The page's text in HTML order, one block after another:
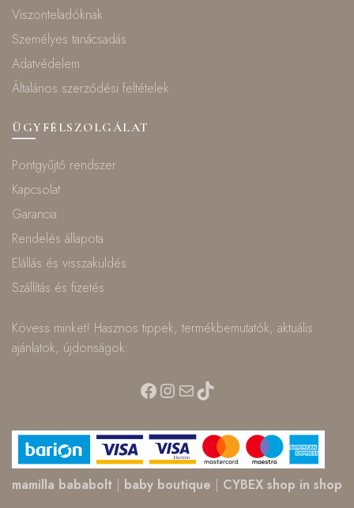
Viszonteladóknak
Személyes tanácsadás
Adatvédelem
Általános szerződési feltételek
ÜGYFÉLSZOLGÁLAT
Pontgyűjtő rendszer
Kapcsolat
Garancia
Rendelés állapota
Elállás és visszaküldés
Szállítás és fizetés
Kövess minket! Hasznos tippek, termékbemutatók, aktuális
ajánlatok, újdonságok:
Facebook
Instagram
MailTikTok
mamilla bababolt | baby boutique | CYBEX shop in shop